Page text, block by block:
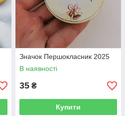
Значок Першокласник 2025
В наявності
35 ₴
Купити